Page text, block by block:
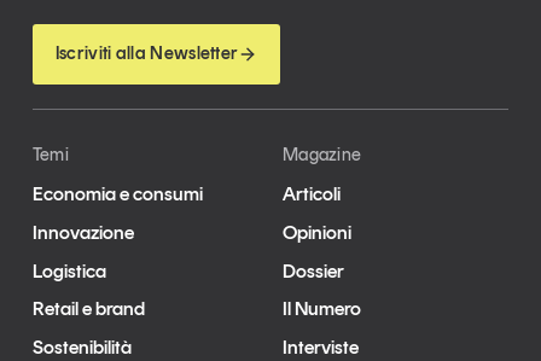
Iscriviti alla Newsletter
Temi
Economia e consumi
Innovazione
Logistica
Retail e brand
Sostenibilità
Magazine
Articoli
Opinioni
Dossier
Il Numero
Interviste